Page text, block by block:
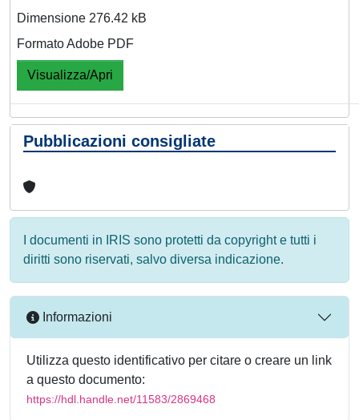
Dimensione 276.42 kB
Formato Adobe PDF
Visualizza/Apri
Pubblicazioni consigliate
I documenti in IRIS sono protetti da copyright e tutti i
diritti sono riservati, salvo diversa indicazione.
Informazioni
Utilizza questo identificativo per citare o creare un link
a questo documento:
https://hdl.handle.net/11583/2869468